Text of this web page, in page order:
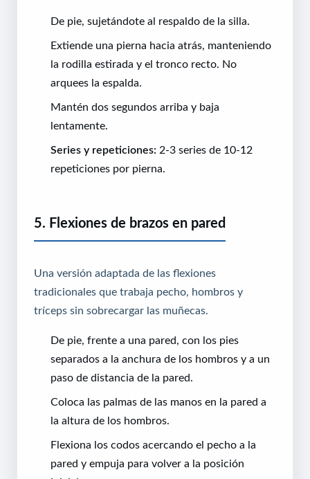
De pie, sujetándote al respaldo de la silla.
Extiende una pierna hacia atrás, manteniendo
la rodilla estirada y el tronco recto. No
arquees la espalda.
Mantén dos segundos arriba y baja
lentamente.
Series y repeticiones: 2-3 series de 10-12
repeticiones por pierna.
5. Flexiones de brazos en pared
Una versión adaptada de las flexiones
tradicionales que trabaja pecho, hombros y
tríceps sin sobrecargar las muñecas.
De pie, frente a una pared, con los pies
separados a la anchura de los hombros y a un
paso de distancia de la pared.
Coloca las palmas de las manos en la pared a
la altura de los hombros.
Flexiona los codos acercando el pecho a la
pared y empuja para volver a la posición